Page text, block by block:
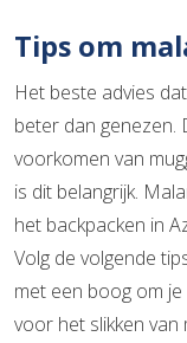
Tips om
Het beste advies
beter dan genezen.
voorkomen van
is dit belangrijk.
het backpacken in
Volg de volgende
met een boog om
voor het slikken van